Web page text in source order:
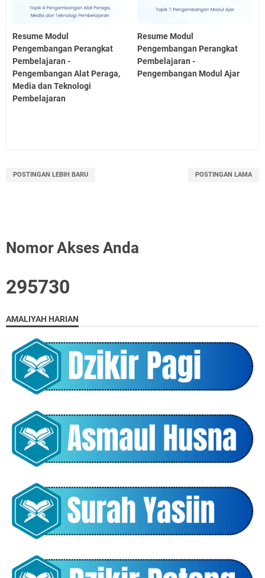
Resume Modul
Pengembangan Perangkat
Pembelajaran -
Pengembangan Alat Peraga,
Media dan Teknologi
Pembelajaran
Resume Modul
Pengembangan Perangkat
Pembelajaran -
Pengembangan Modul Ajar
POSTINGAN LEBIH BARU POSTINGAN LAMA
Nomor Akses Anda
295730
AMALIYAH HARIAN